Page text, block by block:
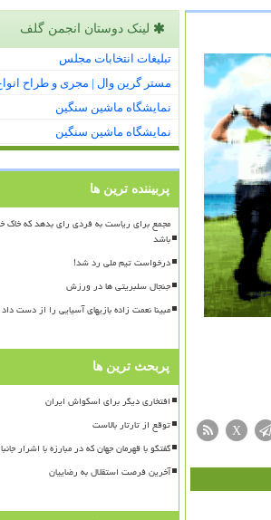
X
لینک دوستان انجمن گلف
تبلیغات انتخابات مجلس
مستر گرین وال | مجری و طراح
نمایشگاه ماشین سنگین
نمایشگاه ماشین سنگین
پربیننده ترین ها
مجمع برای ریاست به فردی رای بدهد که خاک
باشد
درخواست تیم ملی رد شد!
جنجال سلبریتی ها در ورزش
مبینا نعمت زاده بازیهای آسیایی را از دست داد
پربحث ترین ها
افتخاری دیگر برای اسکواش ایران
توقع از تارتار بالاست
گفتگو با قهرمان جهان که در مبارزه با اشرار
آخرین فرصت استقلال به رضاییان